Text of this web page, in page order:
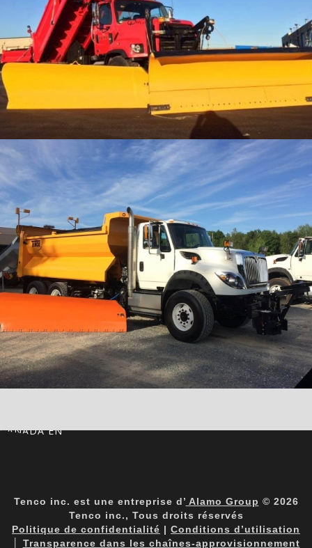
CANADA EN
Tenco inc. est une entreprise d’ Alamo Group © 2026
Tenco inc., Tous droits réservés
Politique de confidentialité | Conditions d’utilisation
Transparence dans les chaînes-approvisionnement